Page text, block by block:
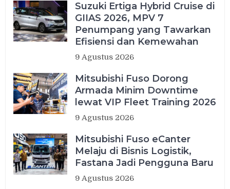
Suzuki Ertiga Hybrid Cruise di
GIIAS 2026, MPV 7
Penumpang yang Tawarkan
Efisiensi dan Kemewahan
9 Agustus 2026
Mitsubishi Fuso Dorong
Armada Minim Downtime
lewat VIP Fleet Training 2026
9 Agustus 2026
Mitsubishi Fuso eCanter
Melaju di Bisnis Logistik,
Fastana Jadi Pengguna Baru
9 Agustus 2026